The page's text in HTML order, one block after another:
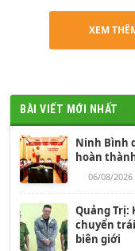
XEM
BÀI VIẾT MỚI NHẤT
Ninh Bình
hoàn
06/08/2026
Quảng Trị:
chuyển
biên giới